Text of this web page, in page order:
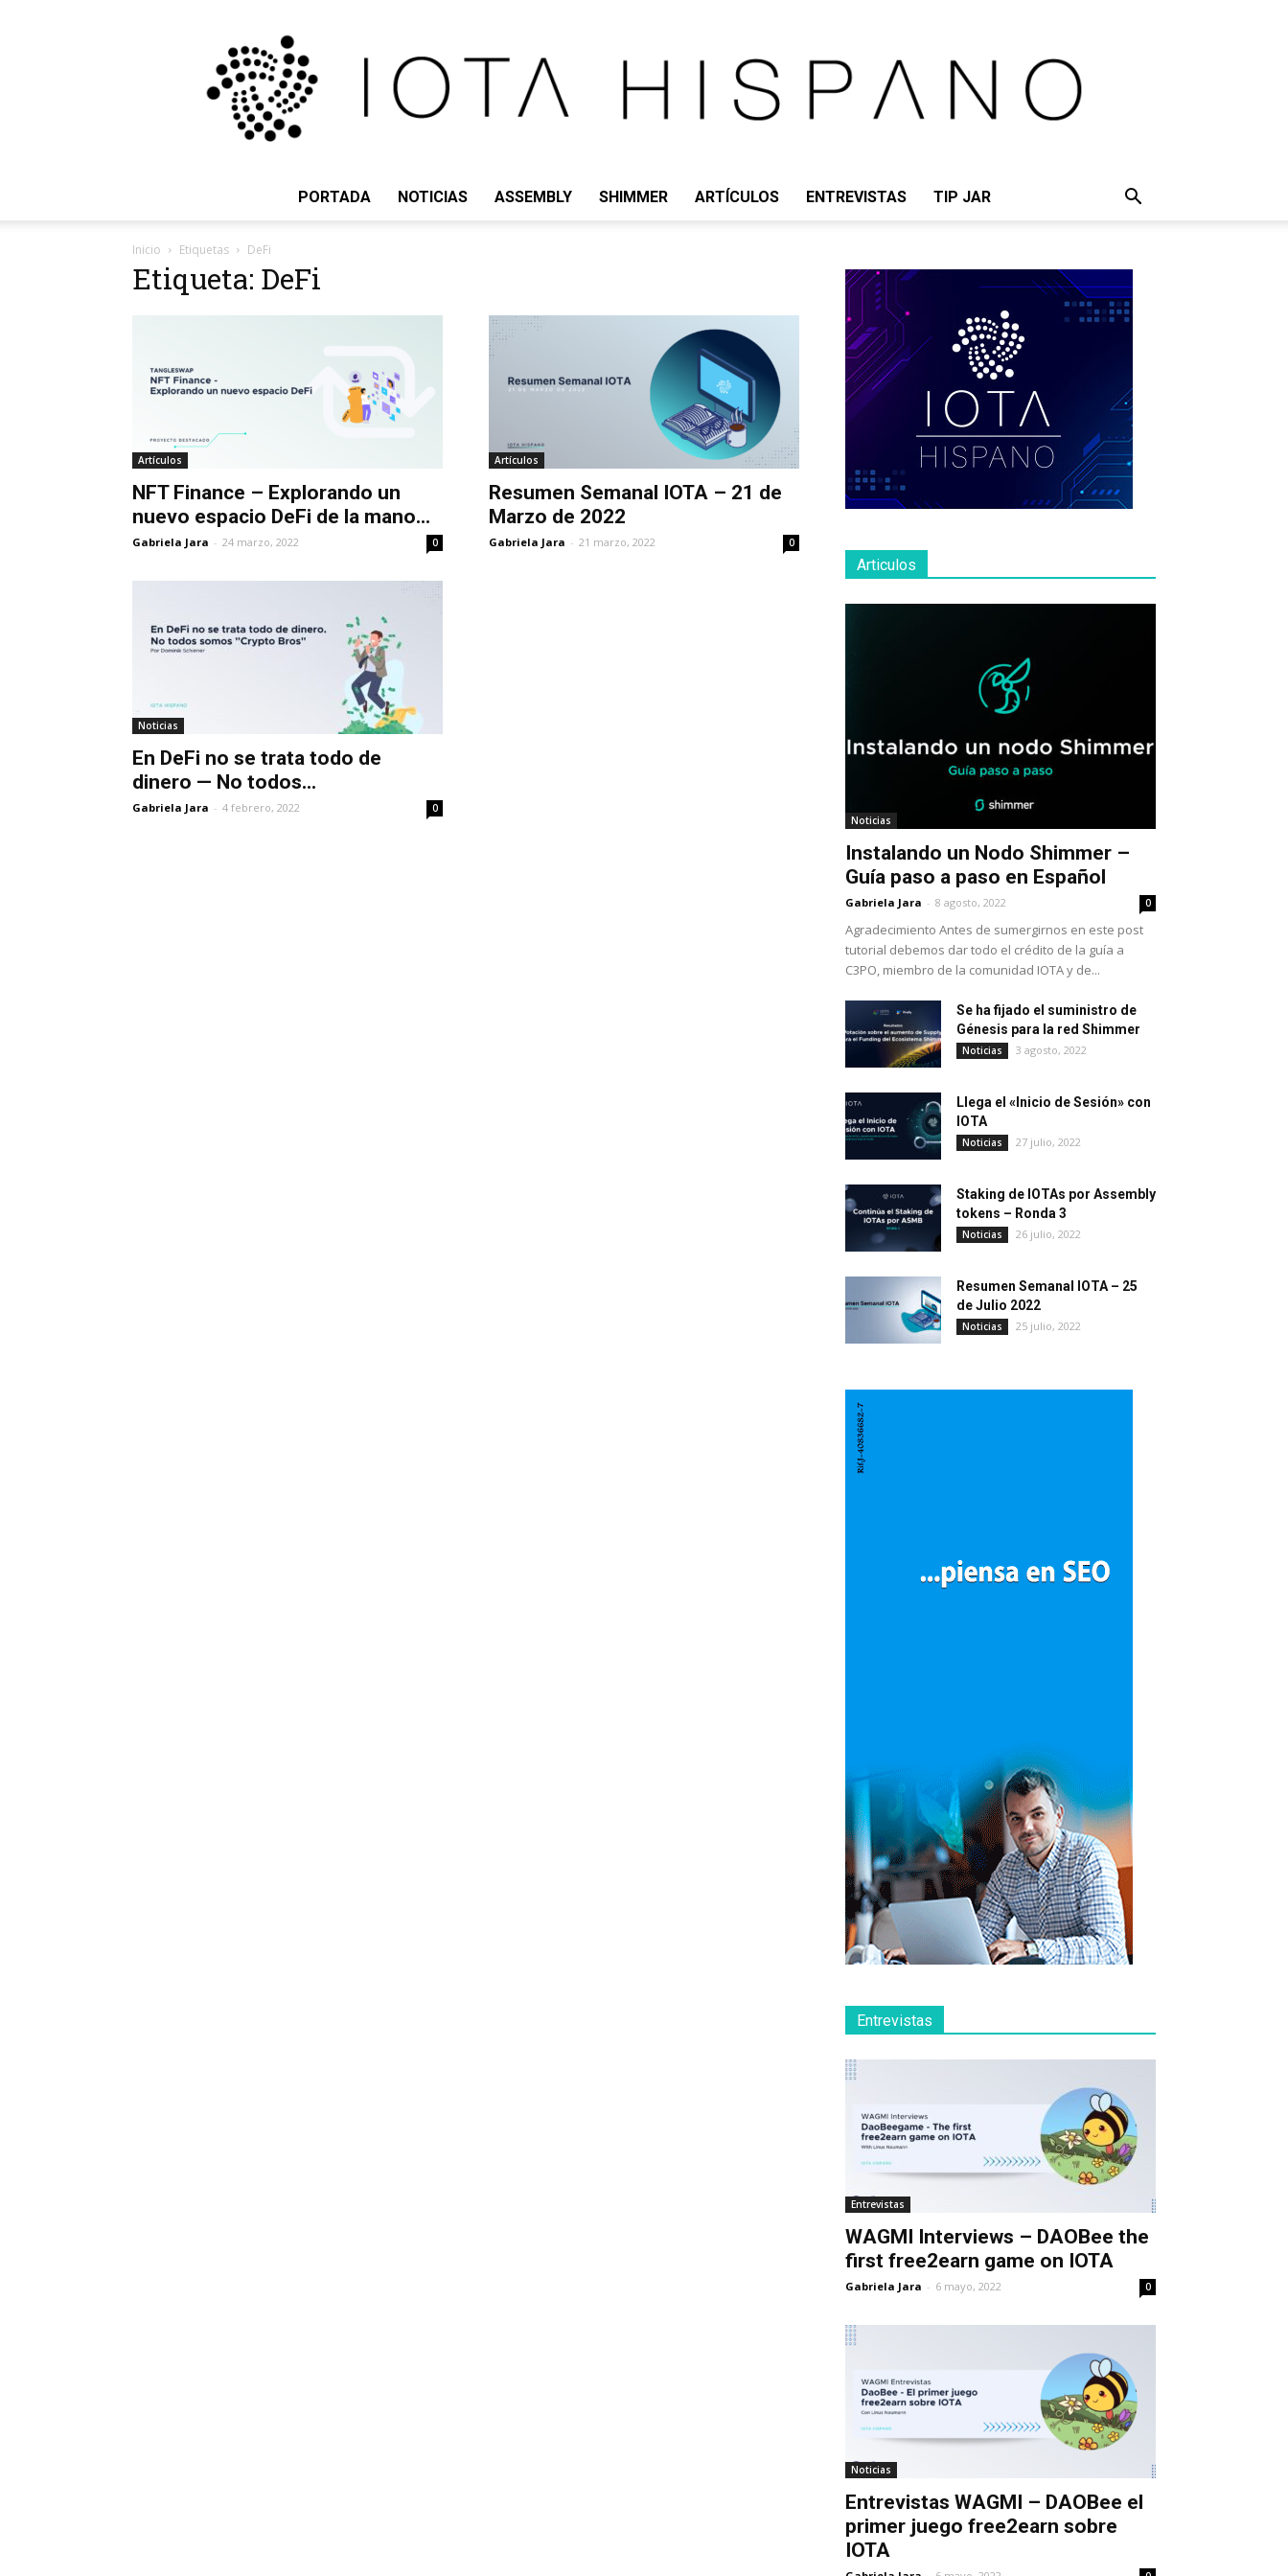
HISPANO
PORTADA NOTICIAS ASSEMBLY SHIMMER ARTÍCULOS ENTREVISTAS TIP JAR
Inicio Etiquetas DeFi
Etiqueta: DeFi
Artículos
NFT Finance – Explorando un
nuevo espacio DeFi de la mano...
Gabriela Jara - 24 marzo, 2022 0
Artículos
Resumen Semanal IOTA – 21 de
Marzo de 2022
Gabriela Jara - 21 marzo, 2022 0
Noticias
En DeFi no se trata todo de
dinero — No todos...
Gabriela Jara - 4 febrero, 2022 0
Articulos
Noticias
Instalando un Nodo Shimmer –
Guía paso a paso en Español
Gabriela Jara - 8 agosto, 2022 0
Agradecimiento Antes de sumergirnos en este post
tutorial debemos dar todo el crédito de la guía a
C3PO, miembro de la comunidad IOTA y de...
Se ha fijado el suministro de
Génesis para la red Shimmer
Noticias 3 agosto, 2022
Llega el «Inicio de Sesión» con
IOTA
Noticias 27 julio, 2022
Staking de IOTAs por Assembly
tokens – Ronda 3
Noticias 26 julio, 2022
Resumen Semanal IOTA – 25
de Julio 2022
Noticias 25 julio, 2022
Entrevistas
Entrevistas
WAGMI Interviews – DAOBee the
first free2earn game on IOTA
Gabriela Jara - 6 mayo, 2022 0
Noticias
Entrevistas WAGMI – DAOBee el
primer juego free2earn sobre
IOTA